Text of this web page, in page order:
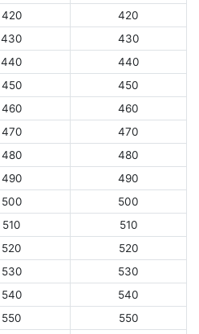
420
420
430
430
440
440
450
450
460
460
470
470
480
480
490
490
500
500
510
510
520
520
530
530
540
540
550
550